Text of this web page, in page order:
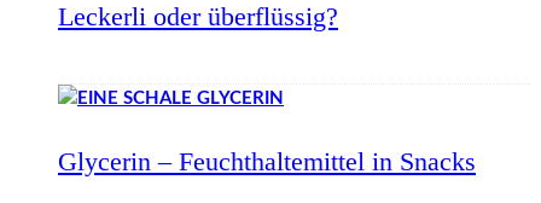
Leckerli oder überflüssig?
Glycerin – Feuchthaltemittel in Snacks